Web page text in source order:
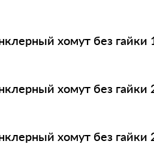
хомут без гайки
хомут без гайки
хомут без гайки